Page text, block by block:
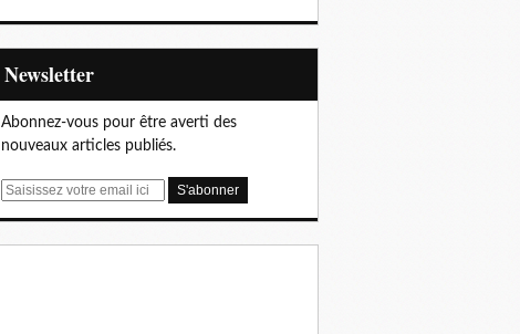
Newsletter
Abonnez-vous pour être averti des
nouveaux articles publiés.
E